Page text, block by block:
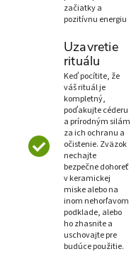
začiatky a
pozitívnu energiu
Uzavretie
rituálu
Keď pocítite, že
váš rituál je
kompletný,
poďakujte céderu
a prírodným silám
za ich ochranu a
očistenie. Zväzok
nechajte
bezpečne dohoreť
v keramickej
miske alebo na
inom nehorľavom
podklade, alebo
ho zhasnite a
uschovajte pre
budúce použitie.